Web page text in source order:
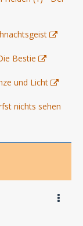
Bestie
und Licht
nichts sehen